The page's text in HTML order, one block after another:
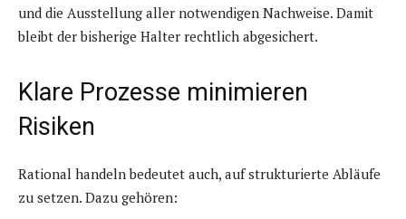
und die Ausstellung aller notwendigen Nachweise. Damit
bleibt der bisherige Halter rechtlich abgesichert.
Klare Prozesse minimieren
Risiken
Rational handeln bedeutet auch, auf strukturierte Abläufe
zu setzen. Dazu gehören: